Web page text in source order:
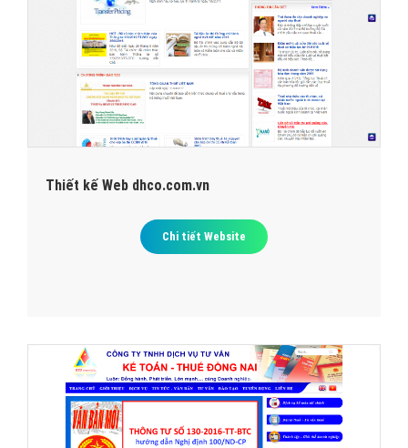
Thiết kế Web dhco.com.vn
Chi tiết Website